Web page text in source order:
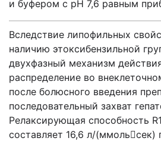
и буфером с pH 7,6 равным
Вследствие липофильных
наличию этоксибензильной
двухфазный механизм
распределение во
после болюсного введения
последовательный захват
Релаксирующая способность R
составляет 16,6 л/(ммольсек)